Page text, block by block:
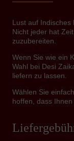
Lust auf Indisches
Nicht jeder hat
zuzubereiten.
Wenn Sie wie ein
Wahl bei Desi
liefern zu lassen.
Wählen Sie
hoffen, dass